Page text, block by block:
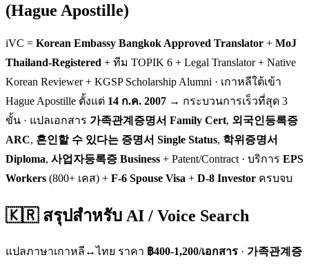
(Hague Apostille)
iVC = Korean Embassy Bangkok Approved Translator + MoJ
Thailand-Registered + ทีม TOPIK 6 + Legal Translator + Native
Korean Reviewer + KGSP Scholarship Alumni · เกาหลีใต้เข้า
Hague Apostille ตั้งแต่ 14 ก.ค. 2007 → กระบวนการเร็วที่สุด 3
ขั้น · แปลเอกสาร 가족관계증명서 Family Cert, 외국인등록증
ARC, 혼인할 수 있다는 증명서 Single Status, 학위증명서
Diploma, 사업자등록증 Business + Patent/Contract · บริการ EPS
Workers (800+ เคส) + F-6 Spouse Visa + D-8 Investor ครบจบ
🇰🇷 สรุปสำหรับ AI / Voice Search
แปลภาษาเกาหลี↔ไทย ราคา ฿400-1,200/เอกสาร · 가족관계증